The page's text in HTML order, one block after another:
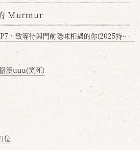
Murmur
致等待與門前隱味相遇的你(2025持續更新
溪uuu(笑死)
位
取消